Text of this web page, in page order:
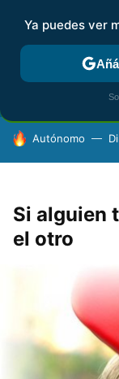
FISCALIDAD Y
HOY SE HABLA
Autónomo
Si alguien
el otro
Ya puedes ver